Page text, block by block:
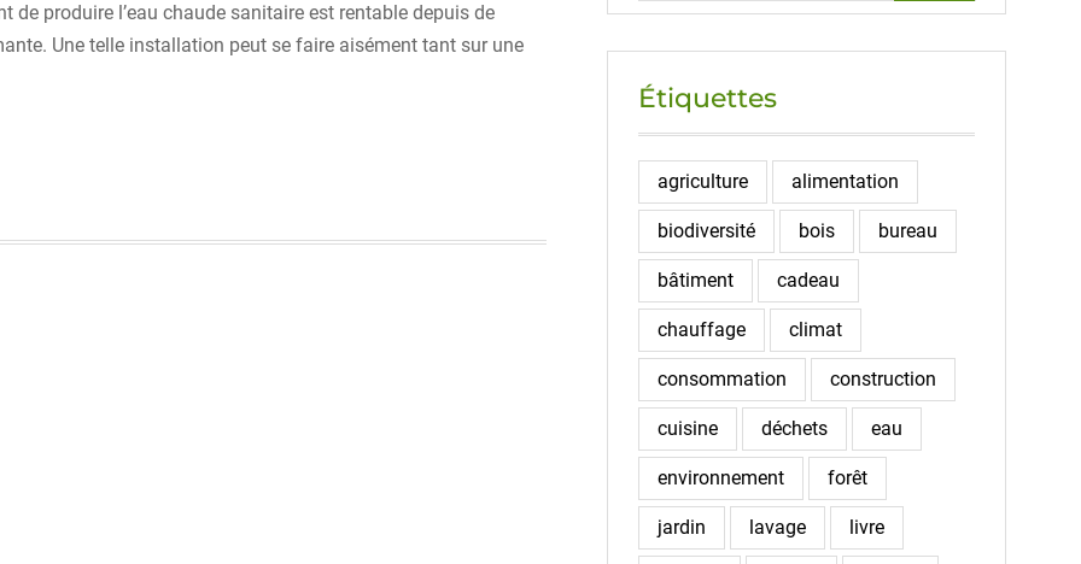
de produire l’eau chaude sanitaire est rentable depuis de
Une telle installation peut se faire aisément tant sur une
Étiquettes
agriculture alimentation
biodiversité bois bureau
bâtiment cadeau
chauffage climat
consommation construction
cuisine déchets eau
environnement forêt
jardin lavage livre